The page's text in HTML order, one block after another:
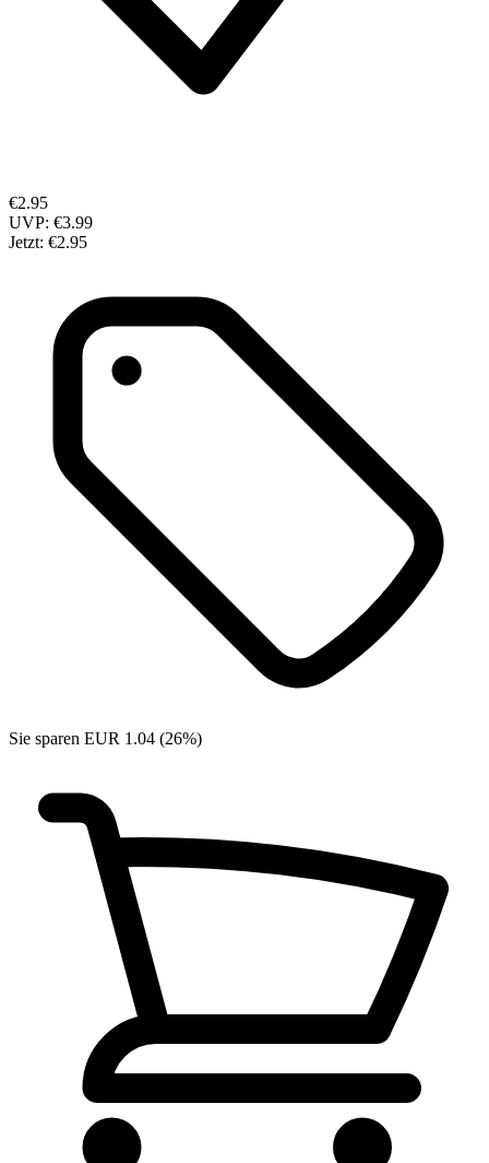
€2.95
UVP: €3.99
Jetzt: €2.95
Sie sparen EUR 1.04 (26%)